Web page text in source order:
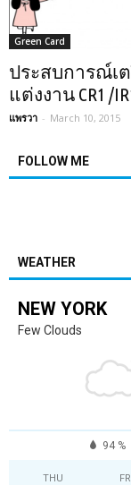
Green Card
ประสบการณ์เ
แต่งงาน CR1 /
แพรวา - March 10, 2015
FOLLOW ME
WEATHER
NEW YORK
Few Clouds
94 %
THU FRI